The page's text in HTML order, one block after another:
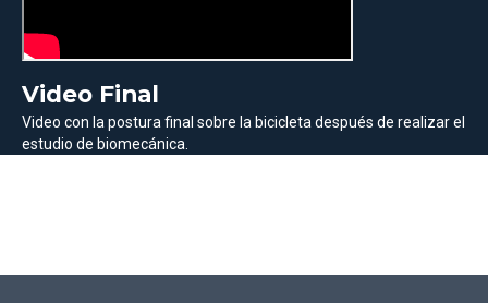
Video Final
Video con la postura final sobre la bicicleta después de realizar el
estudio de biomecánica.